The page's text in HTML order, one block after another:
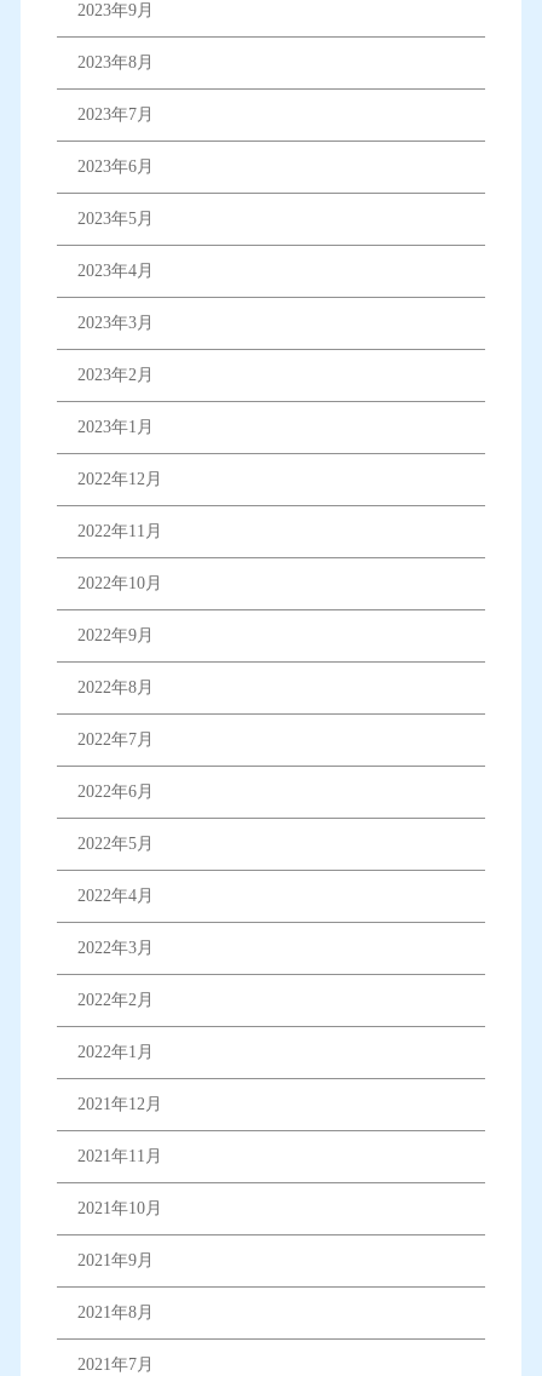
2023年9月
2023年8月
2023年7月
2023年6月
2023年5月
2023年4月
2023年3月
2023年2月
2023年1月
2022年12月
2022年11月
2022年10月
2022年9月
2022年8月
2022年7月
2022年6月
2022年5月
2022年4月
2022年3月
2022年2月
2022年1月
2021年12月
2021年11月
2021年10月
2021年9月
2021年8月
2021年7月